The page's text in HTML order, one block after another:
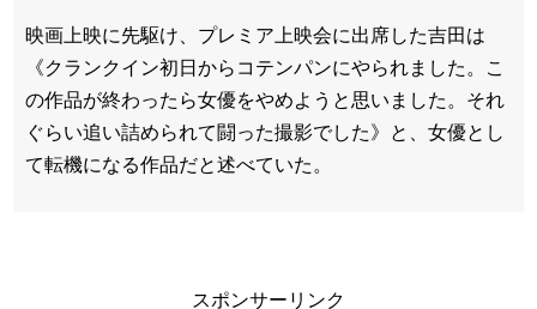
映画上映に先駆け、プレミア上映会に出席した吉田は
《クランクイン初日からコテンパンにやられました。こ
の作品が終わったら女優をやめようと思いました。それ
ぐらい追い詰められて闘った撮影でした》と、女優とし
て転機になる作品だと述べていた。
スポンサーリンク